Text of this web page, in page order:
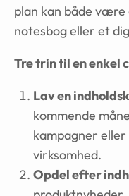
plan kan både
notesbog eller et
Tre trin til en enkel
Lav en
kommende
kampagner
virksomhed.
Opdel efter